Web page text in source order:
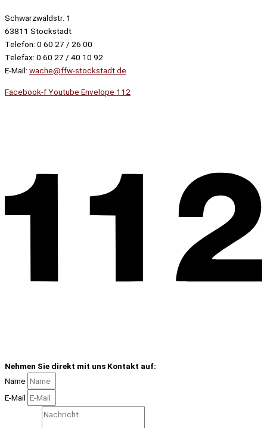
Schwarzwaldstr. 1
63811 Stockstadt
Telefon: 0 60 27 / 26 00
Telefax: 0 60 27 / 40 10 92
E-Mail: wache@ffw-stockstadt.de
Facebook-fYoutube Envelope 112
Nehmen Sie direkt mit uns Kontakt auf:
Name
E-Mail